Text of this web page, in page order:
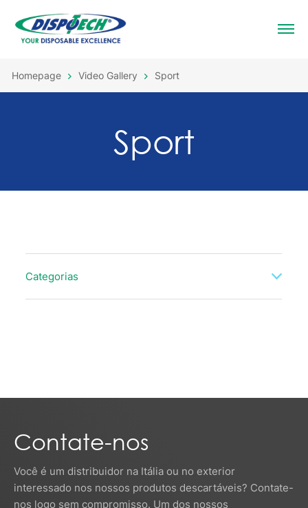
Homepage Video Gallery Sport
Sport
Categorias
Contate-nos
Você é um distribuidor na Itália ou no exterior
interessado nos nossos produtos descartáveis? Contate-
nos logo sem compromisso. Um dos nossos